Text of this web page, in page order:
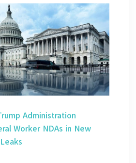
Administration
Worker NDAs in New